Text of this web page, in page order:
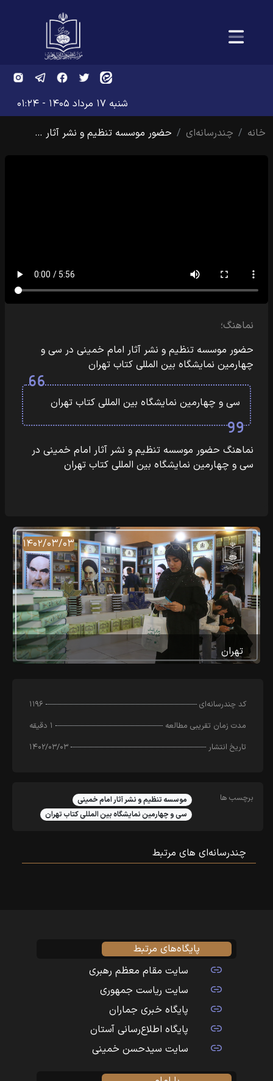
شنبه ۱۷ مرداد ۱۴۰۵ - ۰۱:۲۴
خانه
چندرسانه‌ای حضور موسسه تنظیم و نشر آثار …
نماهنگ؛
حضور موسسه تنظیم و نشر آثار امام خمینی در سی و
چهارمین نمایشگاه بین المللی کتاب تهران
سی و چهارمین نمایشگاه بین المللی کتاب تهران
نماهنگ حضور موسسه تنظیم و نشر آثار امام خمینی در
سی و چهارمین نمایشگاه بین المللی کتاب تهران
۱۴۰۲/۰۳/۰۳
تهران
کد چندرسانه‌ای
۱۱۹۶
مدت زمان تقریبی مطالعه
۱ دقیقه
تاریخ انتشار
۱۴۰۲/۰۳/۰۳
برچسب ها
موسسه تنظیم و نشر آثار امام خمینی
سی و چهارمین نمایشگاه بین المللی کتاب تهران
چندرسانه‌ای‌ های مرتبط
پایگاه‌های مرتبط
سایت مقام معظم رهبری
سایت ریاست جمهوری
پایگاه خبری جماران
پایگاه اطلاع‌رسانی آستان
سایت سیدحسن خمینی